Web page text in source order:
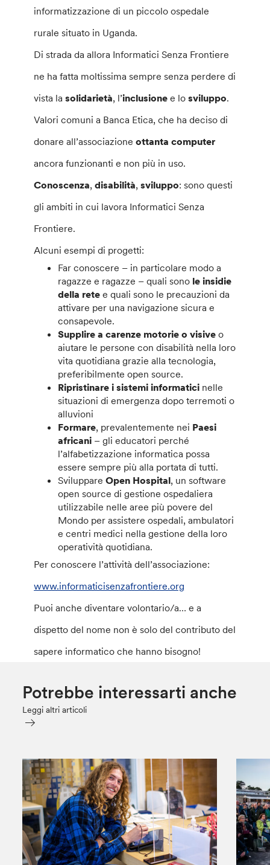
informatizzazione di un piccolo ospedale
rurale situato in Uganda.
Di strada da allora Informatici Senza Frontiere
ne ha fatta moltissima sempre senza perdere di
vista lasolidarietà, l’inclusione e losviluppo.
Valori comuni a Banca Etica, che ha deciso di
donare all’associazioneottanta computer
ancora funzionanti e non più in uso.
Conoscenza,disabilità,sviluppo: sono questi
gli ambiti in cui lavora Informatici Senza
Frontiere.
Alcuni esempi di progetti:
Far conoscere – in particolare modo a
ragazze e ragazze – quali sono le insidie
della retee quali sono le precauzioni da
attivare per una navigazione sicura e
consapevole.
Supplire a carenze motorie o visiveo
aiutare le persone con disabilità nella loro
vita quotidiana grazie alla tecnologia,
preferibilmente open source.
Ripristinare i sistemi informatici nelle
situazioni di emergenza dopo terremoti o
alluvioni
Formare, prevalentemente nei Paesi
africani – gli educatori perché
l’alfabetizzazione informatica possa
essere sempre più alla portata di tutti.
SviluppareOpen Hospital, un software
open source di gestione ospedaliera
utilizzabile nelle aree più povere del
Mondo per assistere ospedali, ambulatori
e centri medici nella gestione della loro
operatività quotidiana.
Per conoscere l’attività dell’associazione:
www.informaticisenzafrontiere.org
Puoi anche diventare volontario/a… e a
dispetto del nome non è solo del contributo del
sapere informatico che hanno bisogno!
Potrebbe interessarti anche
Leggi altri articoli